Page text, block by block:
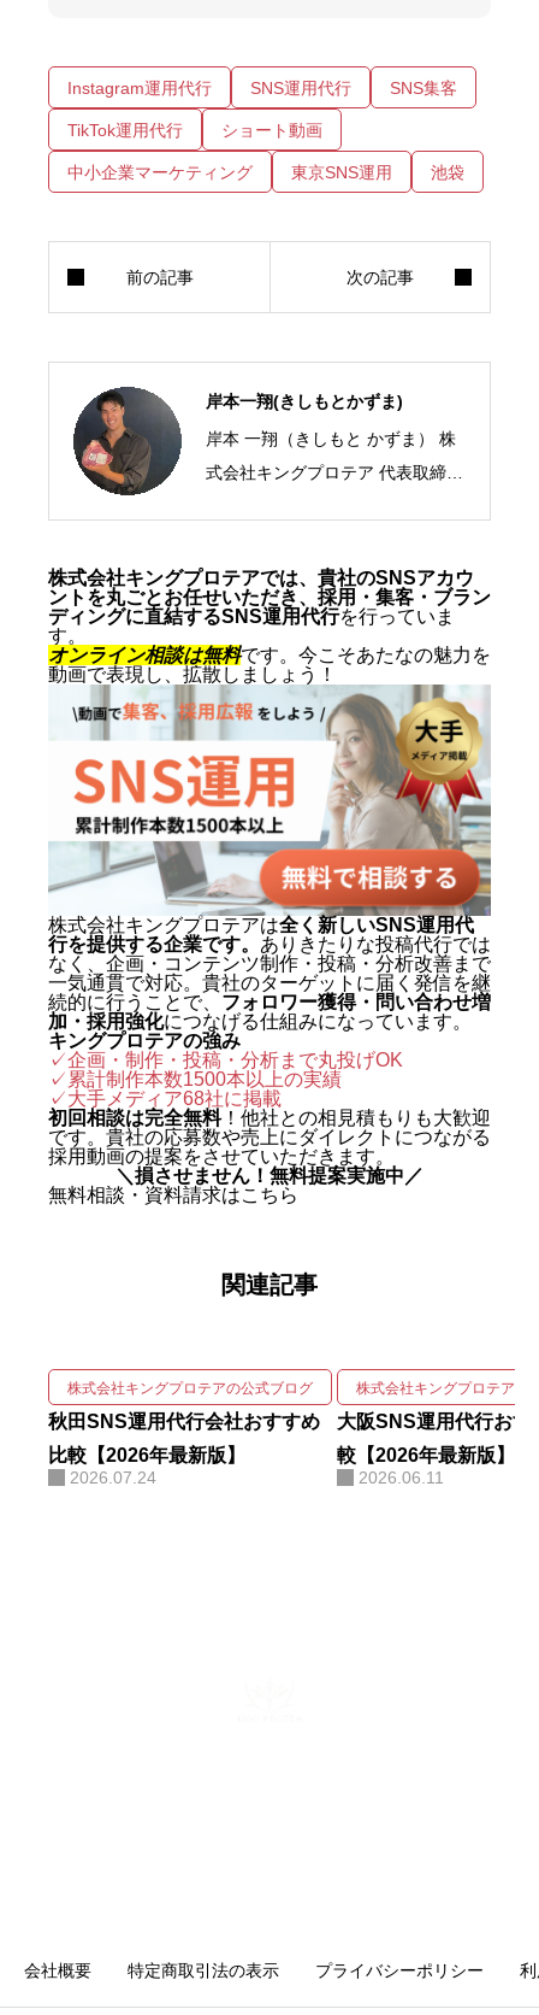
Instagram運用代行 SNS運用代行 SNS集客
TikTok運用代行 ショート動画
中小企業マーケティング 東京SNS運用 池袋
岸本一翔(きしもとかずま)
岸本 一翔（きしもと かずま） 株
式会社キングプロテア 代表取締役
市生まれ。10代からSNSマーケテ
ィングの最前線に立ち、ショート
動画を軸にした集客・ブランディ
ングを専門とする。SNS運用代行
およびショート動画制作では累計
1,500本以上を手がけ、再生され
る動画の型と、フォロワーを「指
名・来店・売上」へ変える設計に
定評がある。 キャリアの原点は、
札幌でも有数のAI先進企業・株式
会社エグゼクティブマーケティン
グジャパン。執行役員を2年間務
め、AIO対策（AI検索最適化）を
はじめとする最先端のAIマーケテ
ィングを実戦の現場で体得した。
2024年に株式会社キングプロテア
を創業。 実績は数字で裏づけられ
ている。SNS運用代行事業では、
自社アカウントを「札幌 SNS運用
gleニュースをはじめ大手メディア
画・撮影・編集・運用をワンスト
ップで回しながら、そこにAIを掛
け合わせて成果を伸ばす実装力に
ある。AIコンサルティング・AI研
株式会社キングプロテアでは、貴社のSNSアカウ
ントを丸ごとお任せいただき、採用・集客・ブラン
ディングに直結するSNS運用代行を行っていま
す。
オンライン相談は無料です。今こそあたなの魅力を
動画で表現し、拡散しましょう！
株式会社キングプロテアは全く新しいSNS運用代
行を提供する企業です。 ありきたりな投稿代行では
なく、企画・コンテンツ制作・投稿・分析改善まで
一気通貫で対応。貴社のターゲットに届く発信を継
続的に行うことで、 フォロワー獲得・問い合わせ増
加・採用強化につなげる仕組みになっています。
キングプロテアの強み
✓企画・制作・投稿・分析まで丸投げOK
✓累計制作本数1500本以上の実績
✓大手メディア68社に掲載
初回相談は完全無料！他社との相見積もりも大歓迎
です。貴社の応募数や売上にダイレクトにつながる
採用動画の提案をさせていただきます。
＼損させません！無料提案実施中／
無料相談・資料請求はこちら
関連記事
株式会社キングプロテアの公式ブログ
秋田SNS運用代行会社おすすめ
比較【2026年最新版】
2026.07.24
株式会社キングプロテアの
大阪SNS運用代行おす
較【2026年最新版】
2026.06.11
会社概要 特定商取引法の表示 プライバシーポリシー